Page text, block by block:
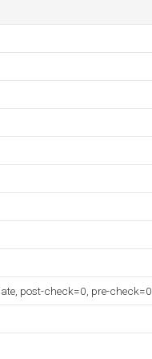
post-check=0, pre-check=0